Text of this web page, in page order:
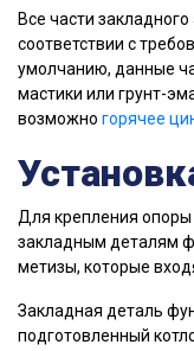
Все части
соответствии с
умолчанию, данные
мастики или грунт-
возможно горячее
Для крепления
закладным деталям
метизы, которые
Закладная деталь
подготовленный